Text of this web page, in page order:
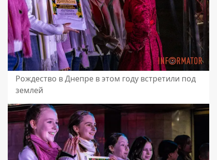
Рождество в Днепре в этом году встретили под
землей